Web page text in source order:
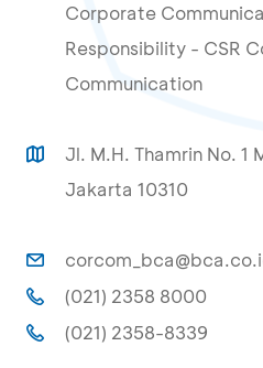
Corporate
Responsibility - CSR
Communication
Jl. M.H. Thamrin No. 1
Jakarta 10310
(021) 2358 8000
(021) 2358-8339